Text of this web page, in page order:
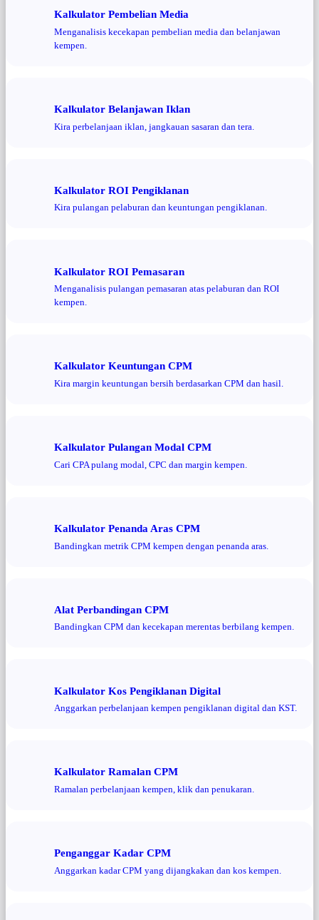
Kalkulator Pembelian Media
Menganalisis kecekapan pembelian media dan belanjawan
kempen.
Kalkulator Belanjawan Iklan
Kira perbelanjaan iklan, jangkauan sasaran dan tera.
Kalkulator ROI Pengiklanan
Kira pulangan pelaburan dan keuntungan pengiklanan.
Kalkulator ROI Pemasaran
Menganalisis pulangan pemasaran atas pelaburan dan ROI
kempen.
Kalkulator Keuntungan CPM
Kira margin keuntungan bersih berdasarkan CPM dan hasil.
Kalkulator Pulangan Modal CPM
Cari CPA pulang modal, CPC dan margin kempen.
Kalkulator Penanda Aras CPM
Bandingkan metrik CPM kempen dengan penanda aras.
Alat Perbandingan CPM
Bandingkan CPM dan kecekapan merentas berbilang kempen.
Kalkulator Kos Pengiklanan Digital
Anggarkan perbelanjaan kempen pengiklanan digital dan KST.
Kalkulator Ramalan CPM
Ramalan perbelanjaan kempen, klik dan penukaran.
Penganggar Kadar CPM
Anggarkan kadar CPM yang dijangkakan dan kos kempen.